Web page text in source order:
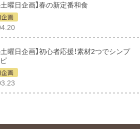
土曜日企画】春の新定番和食
画
土曜日企画】初心者応援！素材2つでシンプ
画